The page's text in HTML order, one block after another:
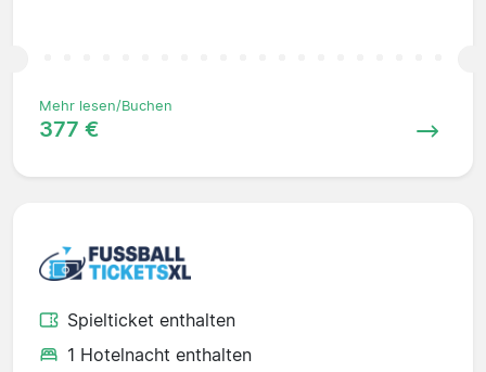
Mehr lesen/Buchen
377 €
Spielticket enthalten
1 Hotelnacht enthalten